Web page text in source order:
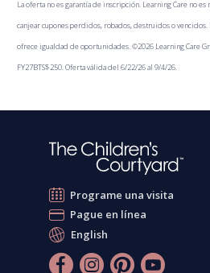
La oferta no es garantía de inscripción. Learning Care no
canjear cupones perdidos, robados, destruidos o
ofrece igualdad de oportunidades. ©2026 Learning Care
FY27BTS$250. Oferta válida del 6/22/26 al 9/4/26.
Programe una visita
Pague en línea
English